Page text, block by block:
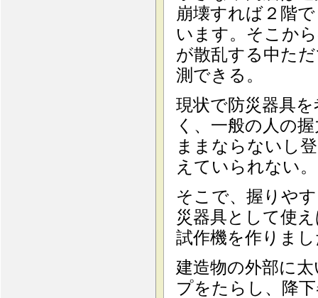
崩壊すれば２階
います。そこか
が散乱する中た
測できる。
現状で防災器具
く、一般の人の
ままならないし
えていられない。
そこで、握りや
災器具として使
試作機を作りま
建造物の外部に
プをたらし、降